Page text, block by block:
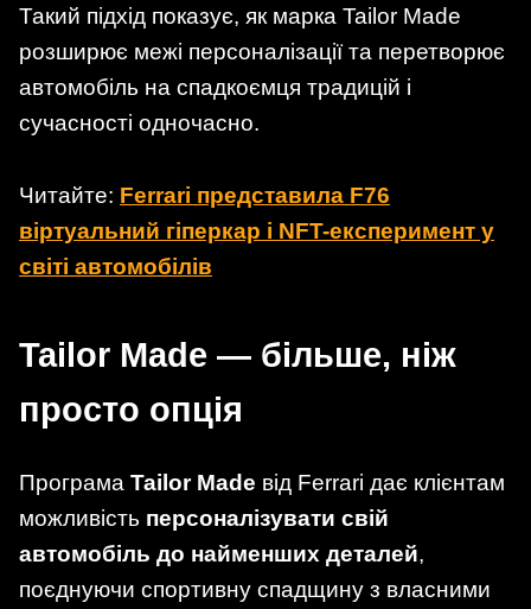
Такий підхід показує, як марка Tailor Made
розширює межі персоналізації та перетворює
автомобіль на спадкоємця традицій і
сучасності одночасно.
Читайте: Ferrari представила F76
віртуальний гіперкар і NFT-експеримент у
світі автомобілів
Tailor Made — більше, ніж
просто опція
Програма Tailor Made від Ferrari дає клієнтам
можливість персоналізувати свій
автомобіль до найменших деталей,
поєднуючи спортивну спадщину з власними